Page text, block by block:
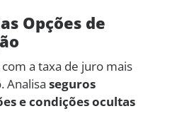
Opções de
a taxa de juro mais
Analisa seguros
e condições ocultas